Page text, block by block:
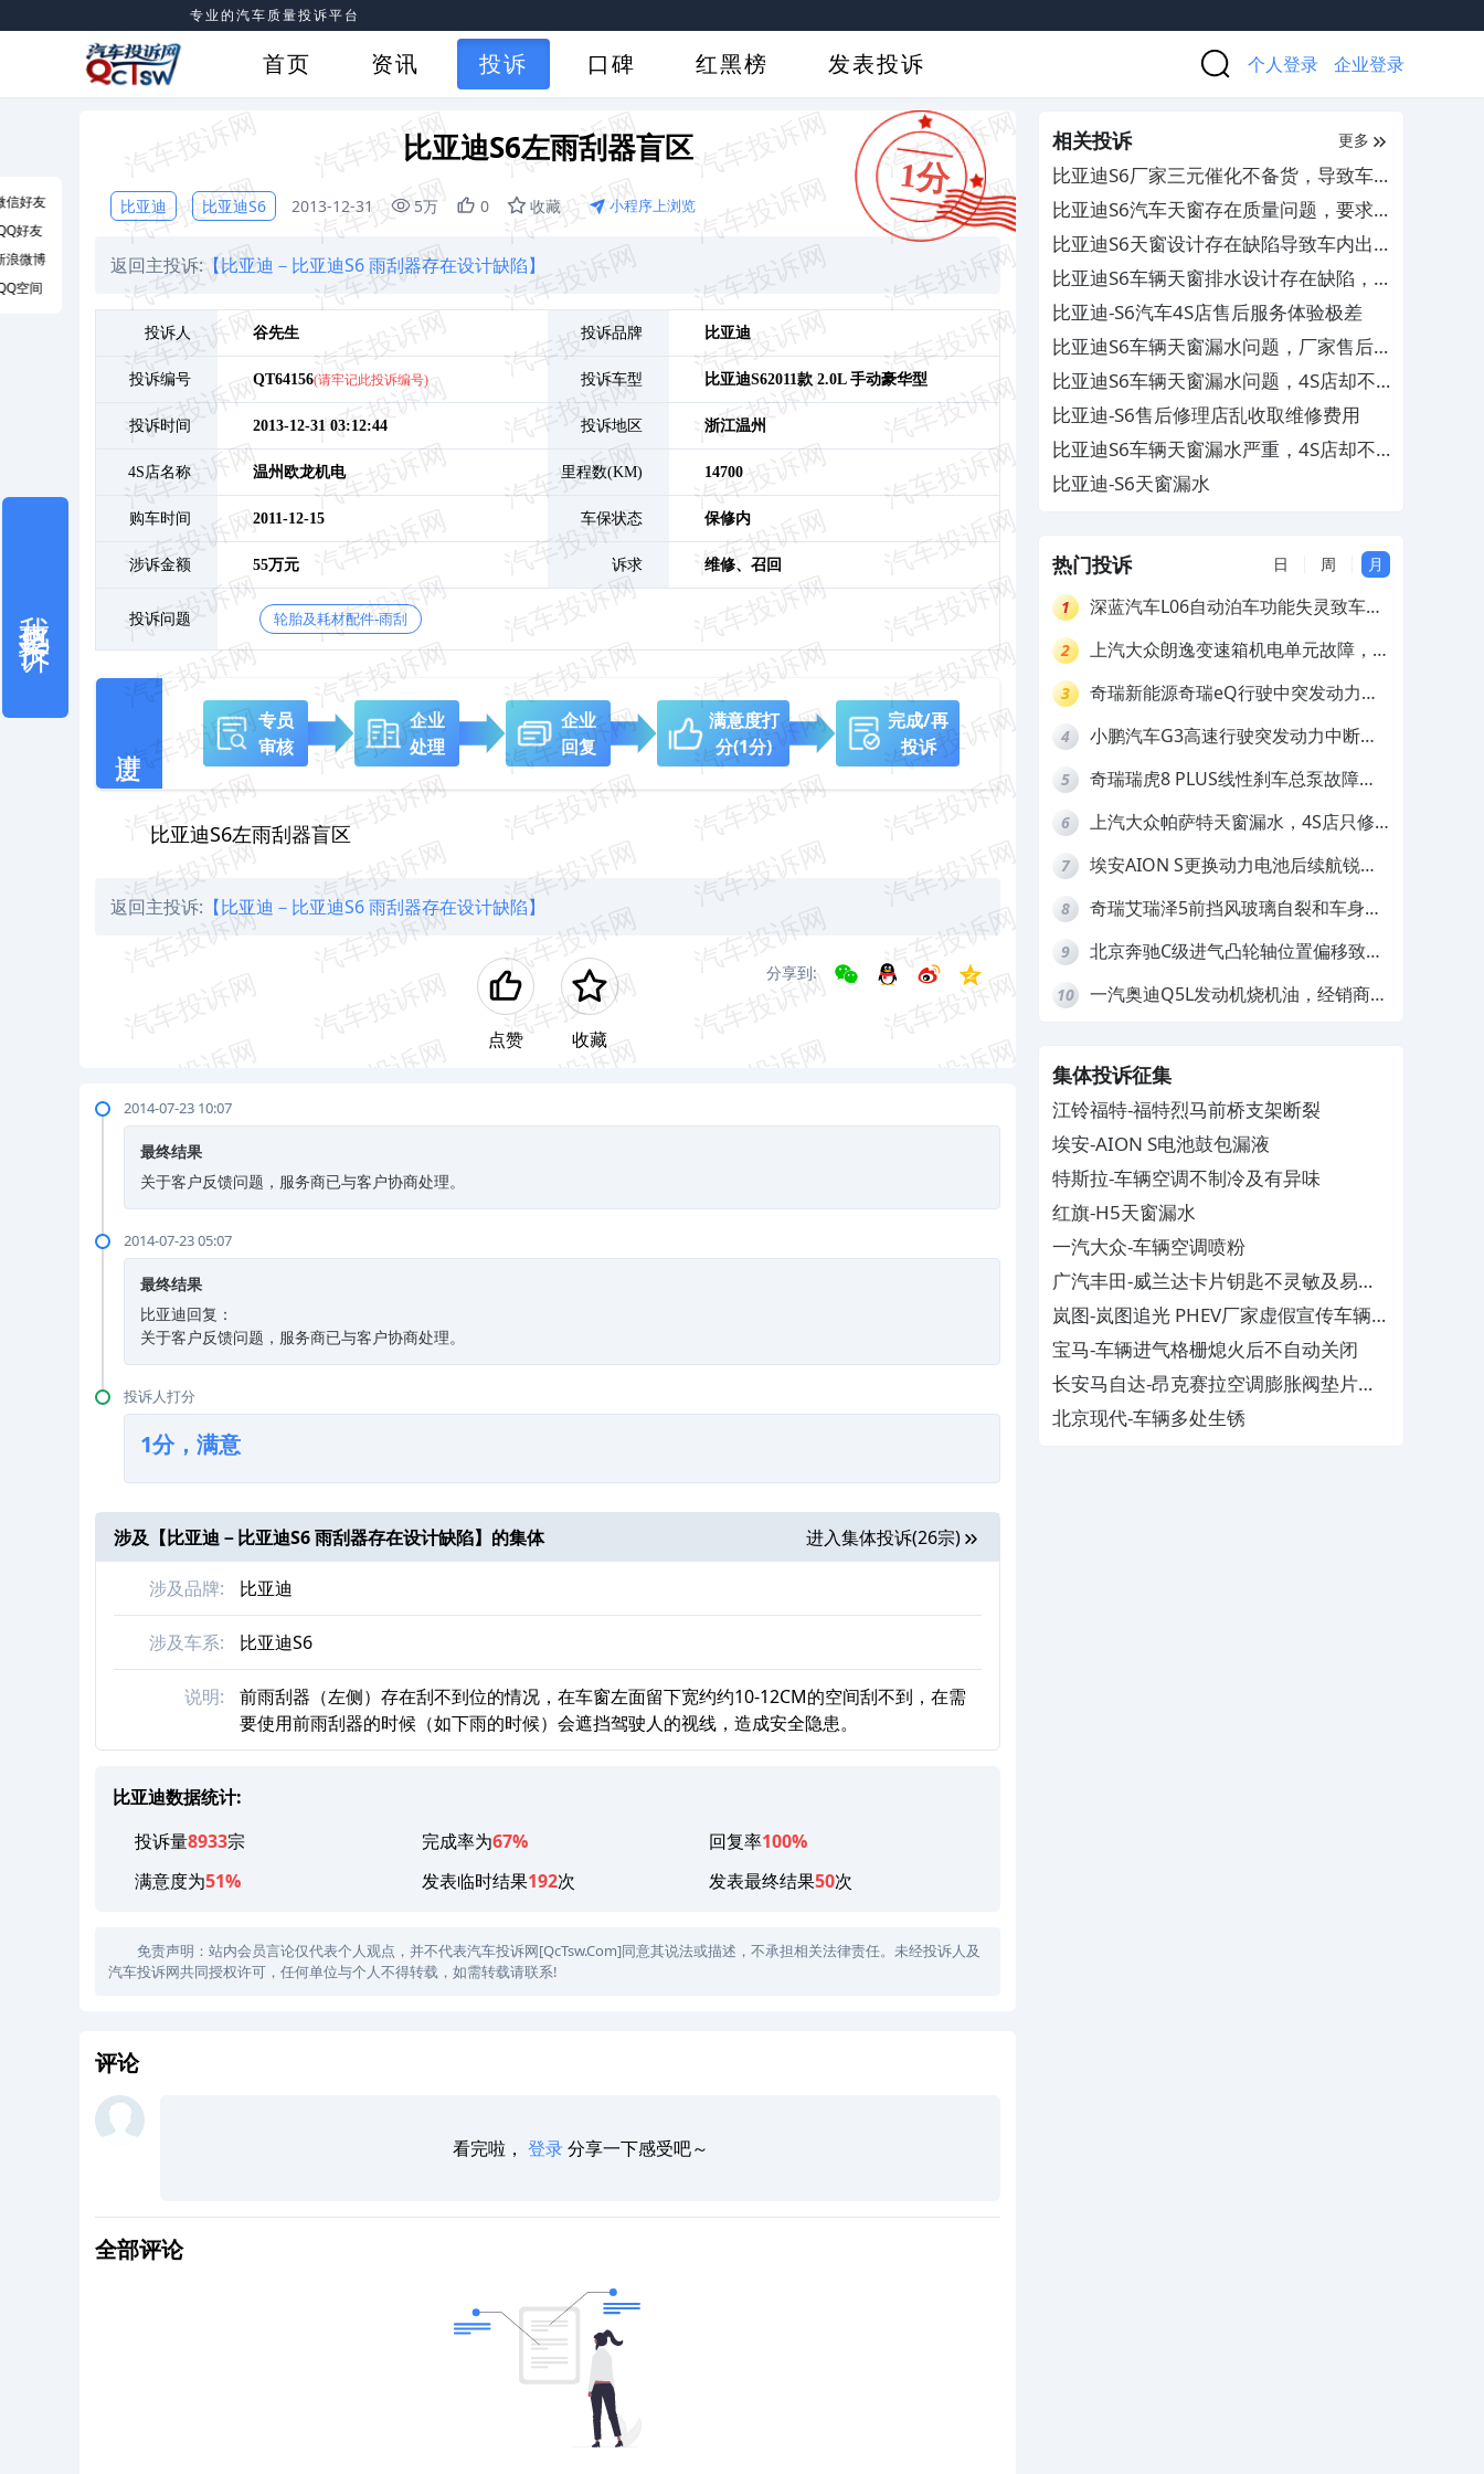
专业的汽车质量投诉平台
首页 资讯 投诉 口碑 红黑榜 发表投诉 个人登录 企业登录
1分
比亚迪S6左雨刮器盲区
比亚迪 比亚迪S6 2013-12-31 5万 0 收藏 小程序上浏览
返回主投诉: 【比亚迪－比亚迪S6 雨刮器存在设计缺陷】
投诉人 谷先生 投诉品牌 比亚迪
投诉编号 QT64156(请牢记此投诉编号) 投诉车型 比亚迪S62011款 2.0L 手动豪华型
投诉时间 2013-12-31 03:12:44 投诉地区 浙江温州
4S店名称 温州欧龙机电 里程数(KM) 14700
购车时间 2011-12-15 车保状态 保修内
涉诉金额 55万元 诉求 维修、 召回
投诉问题 轮胎及耗材配件-雨刮
专员
审核
企业
处理
企业
回复
满意度打
分(1分)
完成/再
投诉
比亚迪S6左雨刮器盲区
返回主投诉: 【比亚迪－比亚迪S6 雨刮器存在设计缺陷】
点赞 收藏
分享到:
2014-07-23 10:07
最终结果
关于客户反馈问题，服务商已与客户协商处理。
2014-07-23 05:07
最终结果
比亚迪回复：
关于客户反馈问题，服务商已与客户协商处理。
投诉人打分
1分，满意
涉及【比亚迪－比亚迪S6 雨刮器存在设计缺陷】的集体 进入集体投诉(26宗)
涉及品牌: 比亚迪
涉及车系: 比亚迪S6
说明:
前雨刮器（左侧）存在刮不到位的情况，在车窗左面留下宽约约10-12CM的空间刮不到，在需
要使用前雨刮器的时候（如下雨的时候）会遮挡驾驶人的视线，造成安全隐患。
比亚迪数据统计:
投诉量8933宗 完成率为67% 回复率100%
满意度为51% 发表临时结果192次 发表最终结果50次
免责声明：站内会员言论仅代表个人观点，并不代表汽车投诉网[QcTsw.Com]同意其说法或描述，不承担相关法律责任。未经投诉人及
汽车投诉网共同授权许可，任何单位与个人不得转载，如需转载请联系!
评论
看完啦， 登录分享一下感受吧～
全部评论
相关投诉 更多
比亚迪S6厂家三元催化不备货，导致车
辆无法换件维修
比亚迪S6汽车天窗存在质量问题，要求
厂家给予免费维修并作出赔偿
比亚迪S6天窗设计存在缺陷导致车内出
现漏水，4S店售后不作为
比亚迪S6车辆天窗排水设计存在缺陷，
导致车内进水
比亚迪-S6汽车4S店售后服务体验极差
比亚迪S6车辆天窗漏水问题，厂家售后
却不作为
比亚迪S6车辆天窗漏水问题，4S店却不
提供有效的方案予以维修
比亚迪-S6售后修理店乱收取维修费用
比亚迪S6车辆天窗漏水严重，4S店却不
积极提供维修方案
比亚迪-S6天窗漏水
热门投诉 日 周 月
1
深蓝汽车L06自动泊车功能失灵致车辆
2
上汽大众朗逸变速箱机电单元故障，厂
3
奇瑞新能源奇瑞eQ行驶中突发动力受
拒绝三电质保
4
小鹏汽车G3高速行驶突发动力中断，
5
奇瑞瑞虎8 PLUS线性刹车总泵故障，
6
上汽大众帕萨特天窗漏水，4S店只修
7
埃安AION S更换动力电池后续航锐
8
奇瑞艾瑞泽5前挡风玻璃自裂和车身多
9
北京奔驰C级进气凸轮轴位置偏移致发
10
一汽奥迪Q5L发动机烧机油，经销商推
集体投诉征集
江铃福特-福特烈马前桥支架断裂
埃安-AION S电池鼓包漏液
特斯拉-车辆空调不制冷及有异味
红旗-H5天窗漏水
一汽大众-车辆空调喷粉
广汽丰田-威兰达卡片钥匙不灵敏及易消
磁
岚图-岚图追光 PHEV厂家虚假宣传车辆配
置与功能
宝马-车辆进气格栅熄火后不自动关闭
长安马自达-昂克赛拉空调膨胀阀垫片生
锈
北京现代-车辆多处生锈
信好友
好友
浪微博
空间